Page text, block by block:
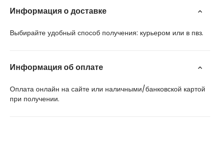
Информация о доставке
Выбирайте удобный способ получения: курьером или в пвз.
Информация об оплате
Оплата онлайн на сайте или наличными/банковской картой
при получении.